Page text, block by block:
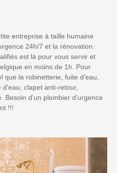
entreprise à taille humaine
24h/7 et la rénovation.
est là pour vous servir et
en moins de 1h. Pour
que la robinetterie, fuite d'eau,
clapet anti-retour,
Besoin d'un plombier d'urgence
!!!